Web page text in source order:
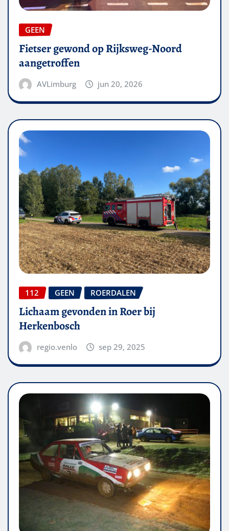
GEEN
Fietser gewond op Rijksweg-Noord
aangetroffen
AVLimburg jun 20, 2026
112 GEEN ROERDALEN
Lichaam gevonden in Roer bij
Herkenbosch
regio.venlo sep 29, 2025